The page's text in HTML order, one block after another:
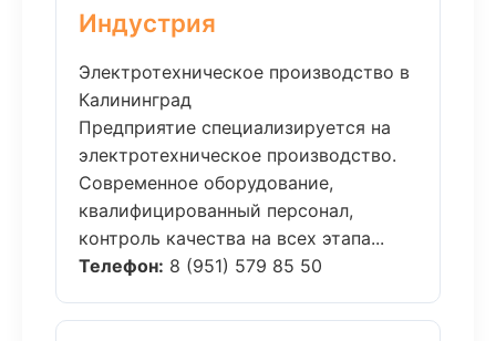
Индустрия
Электротехническое производство в
Калининград
Предприятие специализируется на
электротехническое производство.
Современное оборудование,
квалифицированный персонал,
контроль качества на всех этапа...
Телефон: 8 (951) 579 85 50